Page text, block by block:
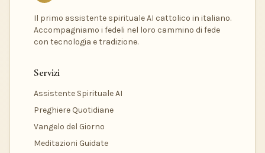
Il primo assistente spirituale AI cattolico in italiano.
Accompagniamo i fedeli nel loro cammino di fede
con tecnologia e tradizione.
Servizi
Assistente Spirituale AI
Preghiere Quotidiane
Vangelo del Giorno
Meditazioni Guidate